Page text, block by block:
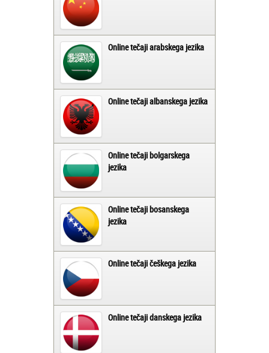
Online tečaji arabskega jezika
Online tečaji albanskega jezika
Online tečaji bolgarskega
jezika
Online tečaji bosanskega
jezika
Online tečaji češkega jezika
Online tečaji danskega jezika